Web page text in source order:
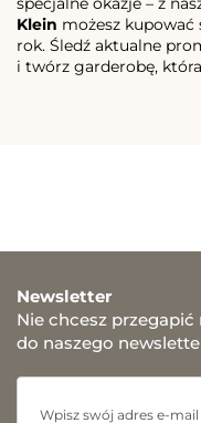
Klein możesz
rok. Śledź aktualne
i twórz garderobę,
Newsletter
Nie chcesz
do naszego